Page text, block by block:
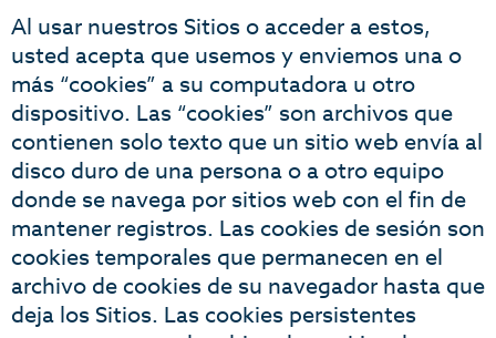
Al usar nuestros Sitios o acceder a estos,
usted acepta que usemos y enviemos una o
más “cookies” a su computadora u otro
dispositivo. Las “cookies” son archivos que
contienen solo texto que un sitio web envía al
disco duro de una persona o a otro equipo
donde se navega por sitios web con el fin de
mantener registros. Las cookies de sesión son
cookies temporales que permanecen en el
archivo de cookies de su navegador hasta que
deja los Sitios. Las cookies persistentes